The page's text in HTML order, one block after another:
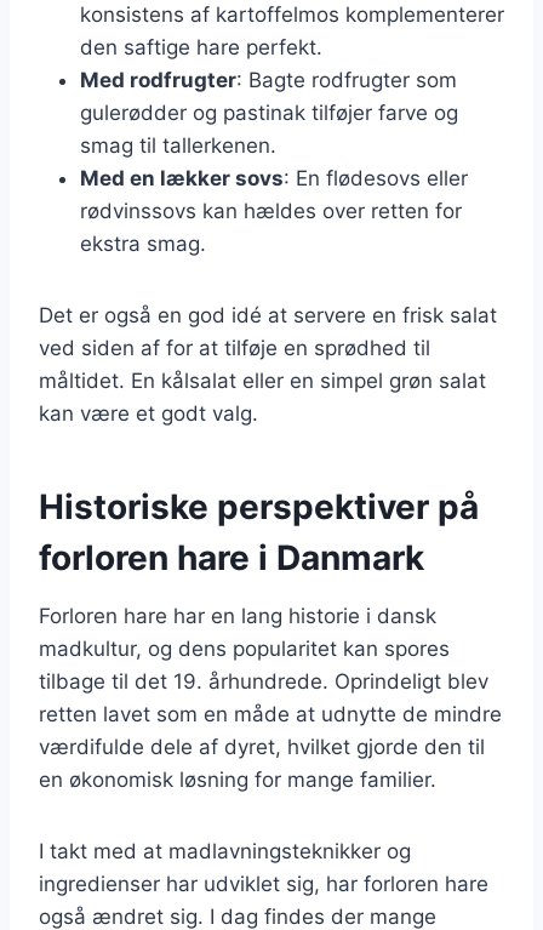
konsistens af kartoffelmos komplementerer
den saftige hare perfekt.
Med rodfrugter: Bagte rodfrugter som
gulerødder og pastinak tilføjer farve og
smag til tallerkenen.
Med en lækker sovs: En flødesovs eller
rødvinssovs kan hældes over retten for
ekstra smag.
Det er også en god idé at servere en frisk salat
ved siden af for at tilføje en sprødhed til
måltidet. En kålsalat eller en simpel grøn salat
kan være et godt valg.
Historiske perspektiver på
forloren hare i Danmark
Forloren hare har en lang historie i dansk
madkultur, og dens popularitet kan spores
tilbage til det 19. århundrede. Oprindeligt blev
retten lavet som en måde at udnytte de mindre
værdifulde dele af dyret, hvilket gjorde den til
en økonomisk løsning for mange familier.
I takt med at madlavningsteknikker og
ingredienser har udviklet sig, har forloren hare
også ændret sig. I dag findes der mange